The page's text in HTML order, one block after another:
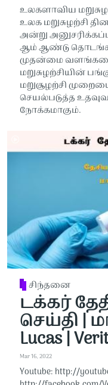
உலகளாவிய
உலக மறுசுழற்சி
அன்று
ஆம் ஆண்டு
முதன்மை
மறுசுழற்சியின்
மறுசூழற்சி
செயல்படுத்த
நோக்கமாகும்.
சிந்தனை
டக்கர்
செய்தி |
Lucas |
Mar 16, 2022
Youtube: http://